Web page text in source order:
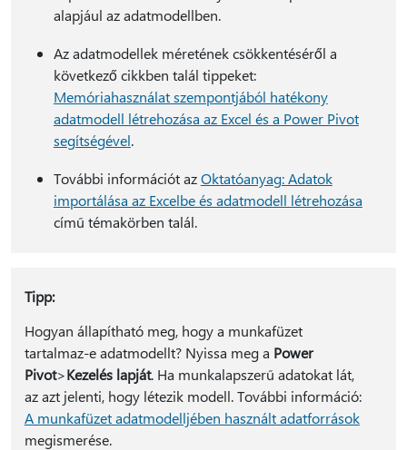
alapjául az adatmodellben.
Az adatmodellek méretének csökkentéséről a
következő cikkben talál tippeket:
Memóriahasználat szempontjából hatékony
adatmodell létrehozása az Excel és a Power Pivot
segítségével.
További információt azOktatóanyag: Adatok
importálása az Excelbe és adatmodell létrehozása
című témakörben talál.
Tipp:
Hogyan állapítható meg, hogy a munkafüzet
tartalmaz-e adatmodellt? Nyissa meg a Power
Pivot>Kezelés lapját. Ha munkalapszerű adatokat lát,
az azt jelenti, hogy létezik modell. További információ:
A munkafüzet adatmodelljében használt adatforrások
megismerése.